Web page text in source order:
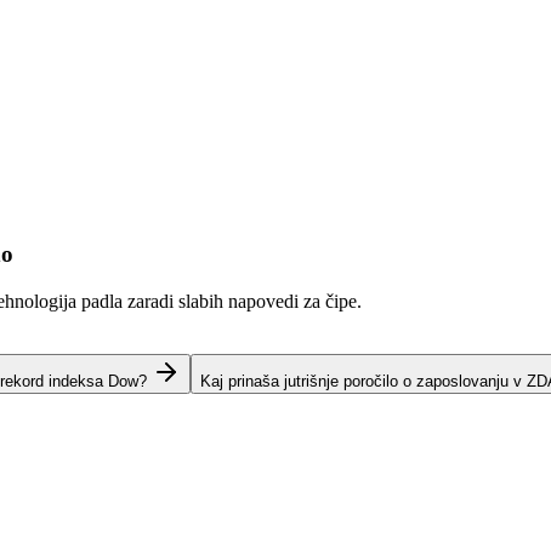
padla zaradi slabih napovedi za čipe.
indeksa Dow? Kaj prinaša jutrišnje poročilo o zaposlovanju v